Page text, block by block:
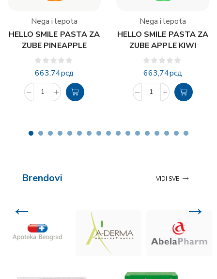
Nega i lepota
HELLO SMILE PASTA ZA
ZUBE PINEAPPLE
663,74рсд
Nega i lepota
HELLO SMILE PASTA ZA
ZUBE APPLE KIWI
663,74рсд
Brendovi VIDI SVE